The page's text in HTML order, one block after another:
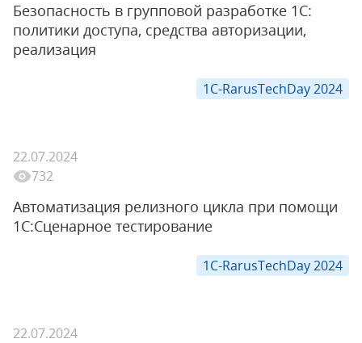
Безопасность в групповой разработке 1С:
политики доступа, средства авторизации,
реализация
1C-RarusTechDay 2024
22.07.2024
732
Автоматизация релизного цикла при помощи
1С:Сценарное тестирование
1C-RarusTechDay 2024
22.07.2024